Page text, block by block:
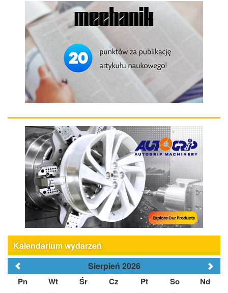
Kalendarium wydarzeń
Sierpień 2026
Pn Wt Śr Cz Pt So Nd